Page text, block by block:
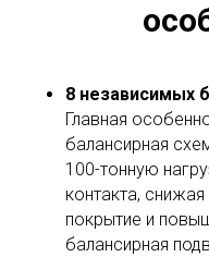
8 независимых
Главная
балансирная
100-тонную
контакта,
покрытие и
балансирная